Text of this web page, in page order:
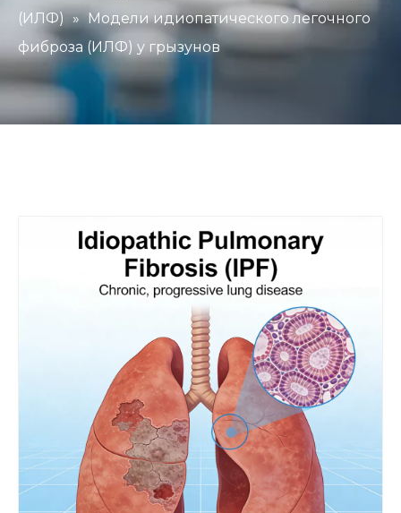
(ИЛФ) » Модели идиопатического легочного
фиброза (ИЛФ) у грызунов